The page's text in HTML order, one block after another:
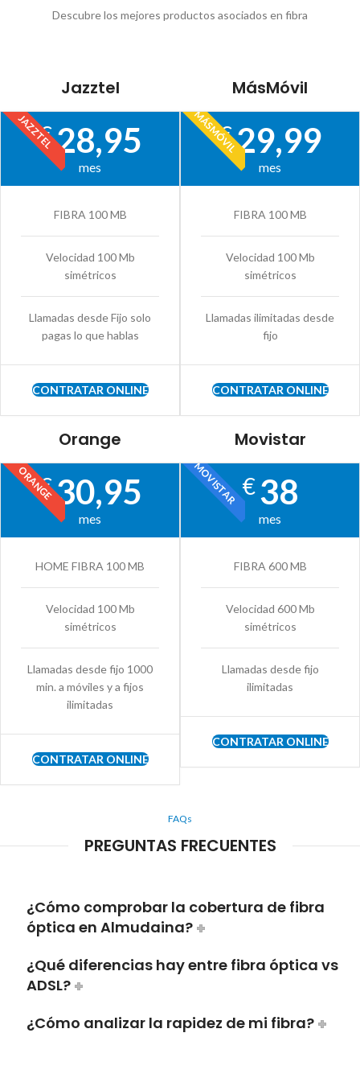
Descubre los mejores productos asociados en fibra
Jazztel
JAZZTEL
€28,95
mes
FIBRA 100 MB
Velocidad 100 Mb
simétricos
Llamadas desde Fijo solo
pagas lo que hablas
CONTRATAR ONLINE
MásMóvil
MÁSMÓVIL
€29,99
mes
FIBRA 100 MB
Velocidad 100 Mb
simétricos
Llamadas ilimitadas desde
fijo
CONTRATAR ONLINE
Orange
ORANGE
€30,95
mes
HOME FIBRA 100 MB
Velocidad 100 Mb
simétricos
Llamadas desde fijo 1000
min. a móviles y a fijos
ilimitadas
CONTRATAR ONLINE
Movistar
MOVISTAR€38
mes
FIBRA 600 MB
Velocidad 600 Mb
simétricos
Llamadas desde fijo
ilimitadas
CONTRATAR ONLINE
FAQs
PREGUNTAS FRECUENTES
¿Cómo comprobar la cobertura de fibra
óptica en Almudaina?
¿Qué diferencias hay entre fibra óptica vs
ADSL?
¿Cómo analizar la rapidez de mi fibra?